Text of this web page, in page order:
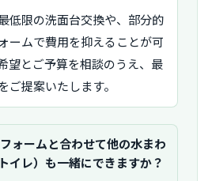
低限の洗面台交換や、部分的
ームで費用を抑えることが可
望とご予算を相談のうえ、最
ご提案いたします。
ォームと合わせて他の水まわ
イレ）も一緒にできますか？